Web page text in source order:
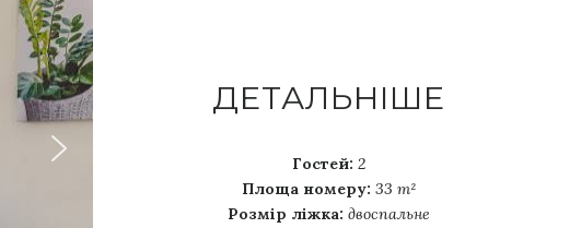
ДЕТАЛЬНІШЕ
Гостей: 2
Площа номеру: 33 m²
Розмір ліжка: двоспальне